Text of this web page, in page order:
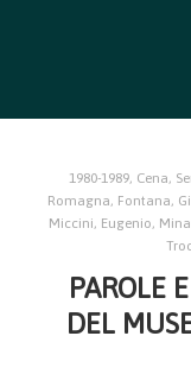
1980-1989, Cena,
Romagna, Fontana,
Miccini, Eugenio,
PAROLE
DEL